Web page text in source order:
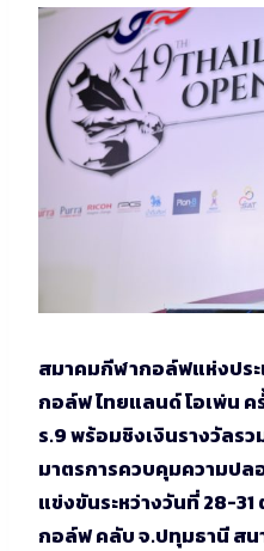
สมาคมกีฬากอล์ฟแห่งปร
กอล์ฟ ไทยแลนด์ โอเพ่น ค
ร.9 พร้อมชิงเงินรางวัลรว
มาตรการควบคุมความปล
แข่งขันระหว่างวันที่ 28-31
กอล์ฟ คลับ จ.ปทุมธานี ส